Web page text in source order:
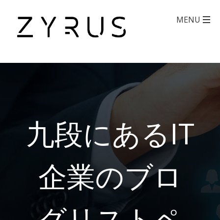
九段にあるIT
企業のブロ